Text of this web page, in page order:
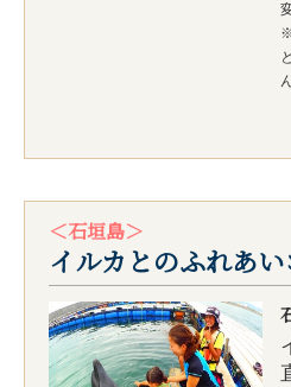
＜石垣島＞
イルカとのふれあい